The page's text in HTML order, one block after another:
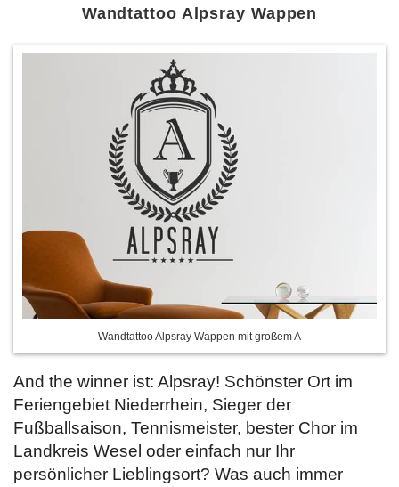
Wandtattoo Alpsray Wappen
Wandtattoo Alpsray Wappen mit großem A
And the winner ist: Alpsray! Schönster Ort im
Feriengebiet Niederrhein, Sieger der
Fußballsaison, Tennismeister, bester Chor im
Landkreis Wesel oder einfach nur Ihr
persönlicher Lieblingsort? Was auch immer